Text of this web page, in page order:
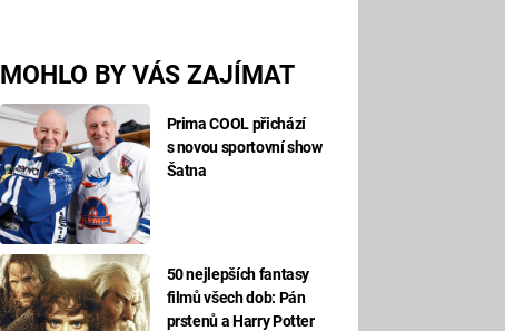
MOHLO BY VÁS ZAJÍMAT
Prima COOL přichází
s novou sportovní show
Šatna
50 nejlepších fantasy
filmů všech dob: Pán
prstenů a Harry Potter